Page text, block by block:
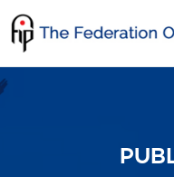
to
content